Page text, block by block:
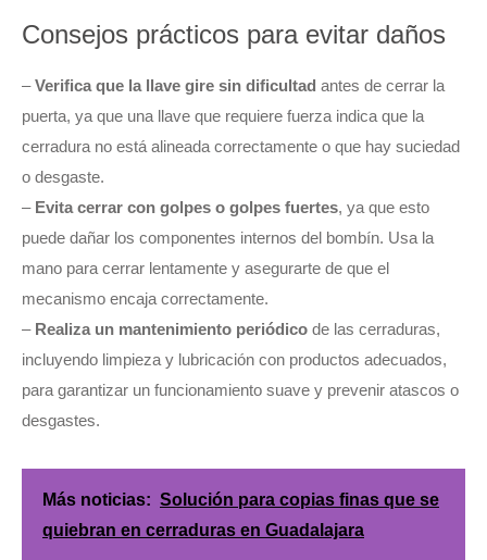
Consejos prácticos para evitar daños
–Verifica que la llave gire sin dificultad antes de cerrar la
puerta, ya que una llave que requiere fuerza indica que la
cerradura no está alineada correctamente o que hay suciedad
o desgaste.
– Evita cerrar con golpes o golpes fuertes, ya que esto
puede dañar los componentes internos del bombín. Usa la
mano para cerrar lentamente y asegurarte de que el
mecanismo encaja correctamente.
– Realiza un mantenimiento periódico de las cerraduras,
incluyendo limpieza y lubricación con productos adecuados,
para garantizar un funcionamiento suave y prevenir atascos o
desgastes.
Más noticias: Solución para copias finas que se
quiebran en cerraduras en Guadalajara